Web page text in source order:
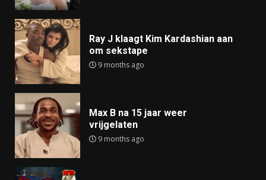
Ray J klaagt Kim Kardashian aan
om sekstape
9 months ago
Max B na 15 jaar weer
vrijgelaten
9 months ago